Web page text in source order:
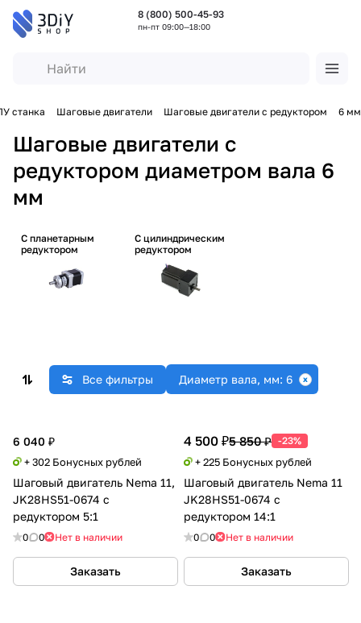
8 (800) 500-45-93
пн-пт 09:00—18:00
станка Шаговые двигатели Шаговые двигатели с редуктором 6 мм
Шаговые двигатели с
редуктором диаметром вала 6
мм
C планетарным
редуктором
C цилиндрическим
редуктором
Все фильтры Диаметр вала, мм: 6
6 040 ₽
+ 302 Бонусных рублей
Шаговый двигатель Nema 11,
JK28HS51-0674 с
редуктором 5:1
0 0 Нет в наличии
Заказать
4 500 ₽5 850 ₽ -23%
+ 225 Бонусных рублей
Шаговый двигатель Nema 11
JK28HS51-0674 с
редуктором 14:1
0 0 Нет в наличии
Заказать